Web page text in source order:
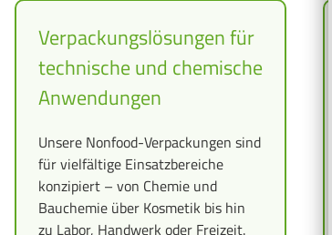
Verpackungslösungen für
technische und chemische
Anwendungen
Unsere Nonfood-Verpackungen sind
für vielfältige Einsatzbereiche
konzipiert – von Chemie und
Bauchemie über Kosmetik bis hin
zu Labor, Handwerk oder Freizeit.